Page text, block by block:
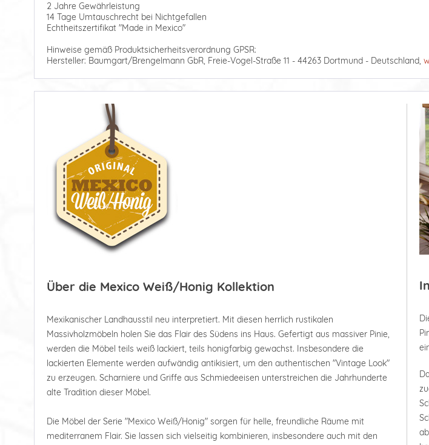
2 Jahre Gewährleistung
14 Tage Umtauschrecht bei Nichtgefallen
Echtheitszertifikat "Made in Mexico"
Hinweise gemäß Produktsicherheitsverordnung GPSR:
Hersteller: Baumgart/Brengelmann GbR, Freie-Vogel-Straße 11 - 44263 Dortmund - Deutschland,
Über die Mexico Weiß/Honig Kollektion
Mexikanischer Landhausstil neu interpretiert. Mit diesen herrlich rustikalen
Massivholzmöbeln holen Sie das Flair des Südens ins Haus. Gefertigt aus massiver Pinie,
werden die Möbel teils weiß lackiert, teils honigfarbig gewachst. Insbesondere die
lackierten Elemente werden aufwändig antikisiert, um den authentischen "Vintage Look"
zu erzeugen. Scharniere und Griffe aus Schmiedeeisen unterstreichen die Jahrhunderte
alte Tradition dieser Möbel.
Die Möbel der Serie "Mexico Weiß/Honig" sorgen für helle, freundliche Räume mit
mediterranem Flair. Sie lassen sich vielseitig kombinieren, insbesondere auch mit den